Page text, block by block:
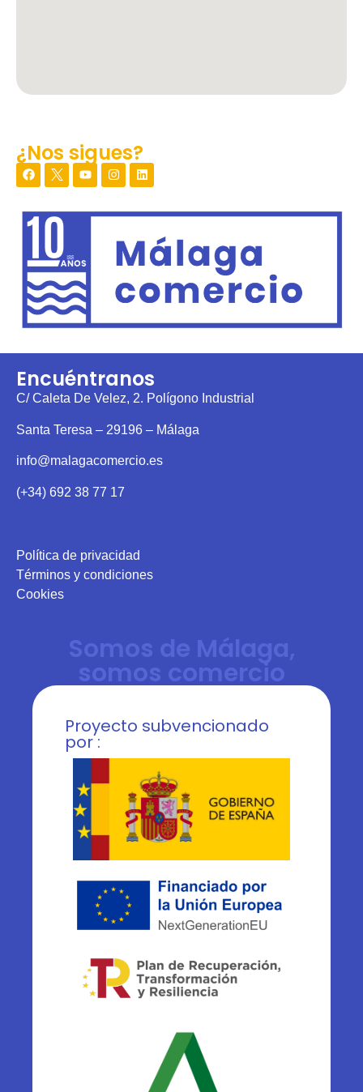
¿Nos sigues?
Encuéntranos
C/ Caleta De Velez, 2. Polígono Industrial
Santa Teresa – 29196 – Málaga
info@malagacomercio.es
(+34) 692 38 77 17
Política de privacidad
Términos y condiciones
Cookies
Somos de Málaga,
somos comercio
Proyecto subvencionado
por :